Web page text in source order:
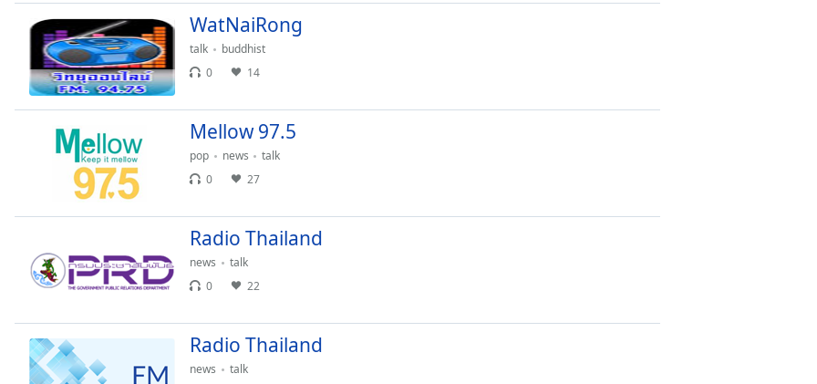
Audio
Track
Picture-
in-
Picture
dialog
Escape
cancel
WatNaiRong
talk
buddhist
0
14
Mellow 97.5
pop news
talk
0
27
Radio Thailand
news
talk
0
22
Radio Thailand
news
talk